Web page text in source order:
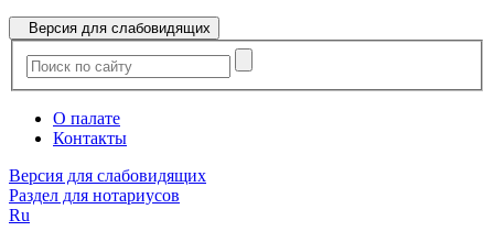
Версия для слабовидящих
О палате
Контакты
Версия для слабовидящих
Раздел для нотариусов
Ru